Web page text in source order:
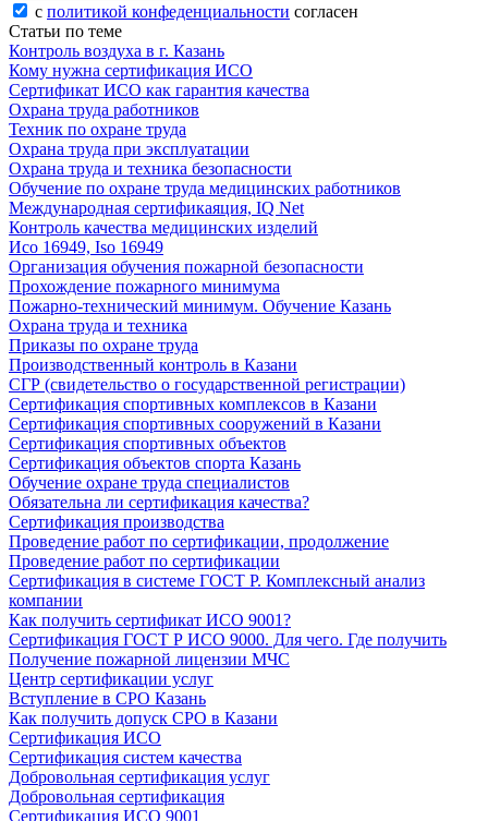
с политикой конфеденциальности согласен
Статьи по теме
Контроль воздуха в г. Казань
Кому нужна сертификация ИСО
Сертификат ИСО как гарантия качества
Охрана труда работников
Техник по охране труда
Охрана труда при эксплуатации
Охрана труда и техника безопасности
Обучение по охране труда медицинских работников
Международная сертификаяция, IQ Net
Контроль качества медицинских изделий
Исо 16949, Iso 16949
Организация обучения пожарной безопасности
Прохождение пожарного минимума
Пожарно-технический минимум. Обучение Казань
Охрана труда и техника
Приказы по охране труда
Производственный контроль в Казани
СГР (свидетельство о государственной регистрации)
Сертификация спортивных комплексов в Казани
Сертификация спортивных сооружений в Казани
Сертификация спортивных объектов
Сертификация объектов спорта Казань
Обучение охране труда специалистов
Обязательна ли сертификация качества?
Сертификация производства
Проведение работ по сертификации, продолжение
Проведение работ по сертификации
Сертификация в системе ГОСТ Р. Комплексный анализ
компании
Как получить сертификат ИСО 9001?
Сертификация ГОСТ Р ИСО 9000. Для чего. Где получить
Получение пожарной лицензии МЧС
Центр сертификации услуг
Вступление в СРО Казань
Как получить допуск СРО в Казани
Сертификация ИСО
Сертификация систем качества
Добровольная сертификация услуг
Добровольная сертификация
Сертификация ИСО 9001